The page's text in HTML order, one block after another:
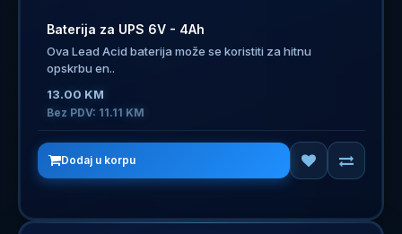
Baterija za UPS 6V - 4Ah
Ova Lead Acid baterija može se koristiti za hitnu
opskrbu en..
13.00 KM
Bez PDV: 11.11 KM
Dodaj u korpu